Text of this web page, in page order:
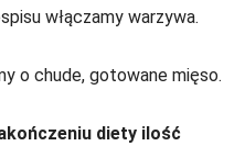
włączamy warzywa.
o chude, gotowane mięso.
diety ilość